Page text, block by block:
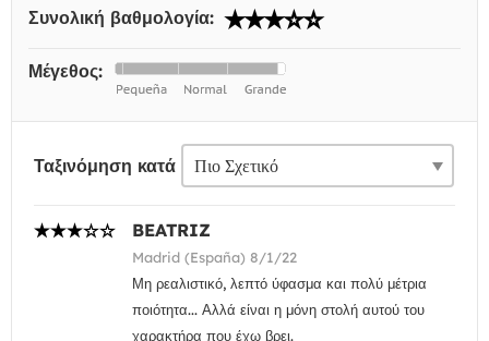
Συνολική βαθμολογία:
Μέγεθος:
Ταξινόμηση κατά
BEATRIZ
Madrid (España) 8/1/22
Μη ρεαλιστικό, λεπτό ύφασμα και πολύ μέτρια
ποιότητα... Αλλά είναι η μόνη στολή αυτού του
χαρακτήρα που έχω βρει.